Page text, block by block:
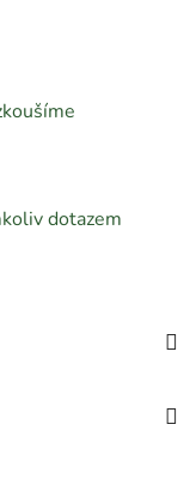
dotazem